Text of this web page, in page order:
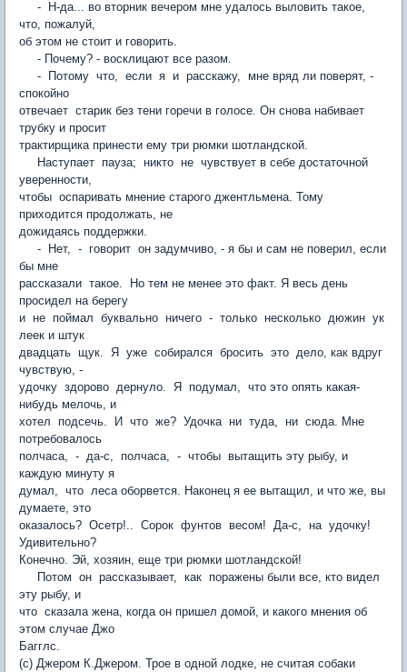
- Н-да... во вторник вечером мне удалось выловить такое,
что, пожалуй,
об этом не стоит и говорить.
- Почему? - восклицают все разом.
- Потому что, если я и расскажу, мне вряд ли поверят, -
спокойно
отвечает старик без тени горечи в голосе. Он снова набивает
трубку и просит
трактирщика принести ему три рюмки шотландской.
Наступает пауза; никто не чувствует в себе достаточной
уверенности,
чтобы оспаривать мнение старого джентльмена. Тому
приходится продолжать, не
дожидаясь поддержки.
- Нет, - говорит он задумчиво, - я бы и сам не поверил, если
бы мне
рассказали такое. Но тем не менее это факт. Я весь день
просидел на берегу
и не поймал буквально ничего - только несколько дюжин ук
леек и штук
двадцать щук. Я уже собирался бросить это дело, как вдруг
чувствую, -
удочку здорово дернуло. Я подумал, что это опять какая-
нибудь мелочь, и
хотел подсечь. И что же? Удочка ни туда, ни сюда. Мне
потребовалось
полчаса, - да-с, полчаса, - чтобы вытащить эту рыбу, и
каждую минуту я
думал, что леса оборвется. Наконец я ее вытащил, и что же, вы
думаете, это
оказалось? Осетр!.. Сорок фунтов весом! Да-с, на удочку!
Удивительно?
Конечно. Эй, хозяин, еще три рюмки шотландской!
Потом он рассказывает, как поражены были все, кто видел
эту рыбу, и
что сказала жена, когда он пришел домой, и какого мнения об
этом случае Джо
Багглс.
(с) Джером К.Джером. Трое в одной лодке, не считая собаки